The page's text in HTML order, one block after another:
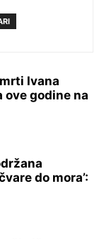
Ivana
ove godine na
do mora’: